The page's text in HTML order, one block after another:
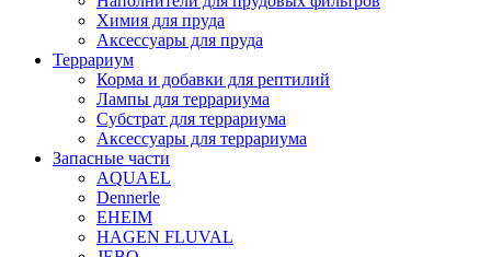
Химия для пруда
Аксессуары для пруда
Террариум
Корма и добавки для рептилий
Лампы для террариума
Субстрат для террариума
Аксессуары для террариума
Запасные части
AQUAEL
Dennerle
EHEIM
HAGEN FLUVAL